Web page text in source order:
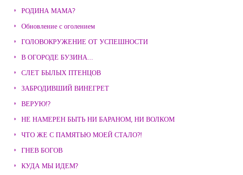
РОДИНА МАМА?
Обновление с оголением
ГОЛОВОКРУЖЕНИЕ ОТ УСПЕШНОСТИ
В ОГОРОДЕ БУЗИНА...
СЛЕТ БЫЛЫХ ПТЕНЦОВ
ЗАБРОДИВШИЙ ВИНЕГРЕТ
ВЕРУЮ!?
НЕ НАМЕРЕН БЫТЬ НИ БАРАНОМ, НИ ВОЛКОМ
ЧТО ЖЕ С ПАМЯТЬЮ МОЕЙ СТАЛО?!
ГНЕВ БОГОВ
КУДА МЫ ИДЕМ?